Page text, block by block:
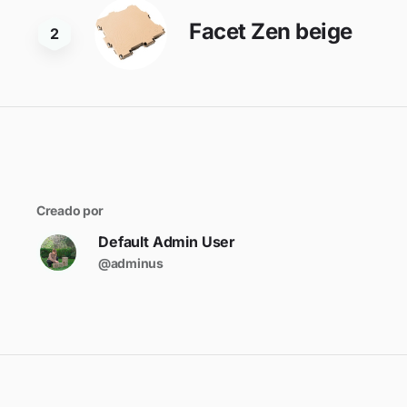
2 Facet Zen beige
Creado por
Default Admin User
@adminus